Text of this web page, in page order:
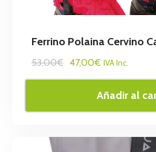
Ferrino Polaina Cervino
53,00€ 47,00€ IVA Inc.
Añadir al